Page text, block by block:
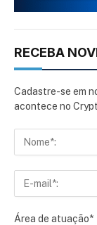
RECEBA
Cadastre-se em
acontece no
Área de atuação*